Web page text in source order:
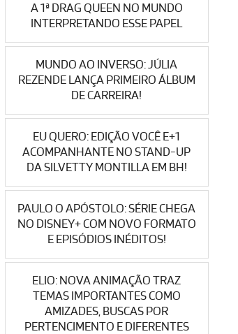
A 1ª DRAG QUEEN NO MUNDO
INTERPRETANDO ESSE PAPEL
MUNDO AO INVERSO: JÚLIA
REZENDE LANÇA PRIMEIRO ÁLBUM
DE CARREIRA!
EU QUERO: EDIÇÃO VOCÊ E+1
ACOMPANHANTE NO STAND-UP
DA SILVETTY MONTILLA EM BH!
PAULO O APÓSTOLO: SÉRIE CHEGA
NO DISNEY+ COM NOVO FORMATO
E EPISÓDIOS INÉDITOS!
ELIO: NOVA ANIMAÇÃO TRAZ
TEMAS IMPORTANTES COMO
AMIZADES, BUSCAS POR
PERTENCIMENTO E DIFERENTES